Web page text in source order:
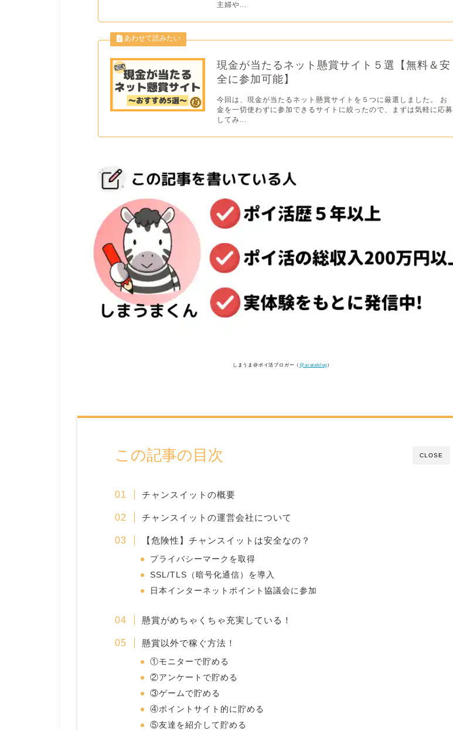
主婦や...
現金が当たるネット懸賞サイト５選【無料＆安
全に参加可能】
今回は、現金が当たるネット懸賞サイトを５つに厳選しました。 お
金を一切使わずに参加できるサイトに絞ったので、まずは気軽に応募
してみ...
しまうま@ポイ活ブロガー（@aratablog ）
CLOSE
この記事の目次
チャンスイットの概要
チャンスイットの運営会社について
【危険性】チャンスイットは安全なの？
プライバシーマークを取得
SSL/TLS（暗号化通信）を導入
日本インターネットポイント協議会に参加
懸賞がめちゃくちゃ充実している！
懸賞以外で稼ぐ方法！
①モニターで貯める
②アンケートで貯める
③ゲームで貯める
④ポイントサイト的に貯める
⑤友達を紹介して貯める